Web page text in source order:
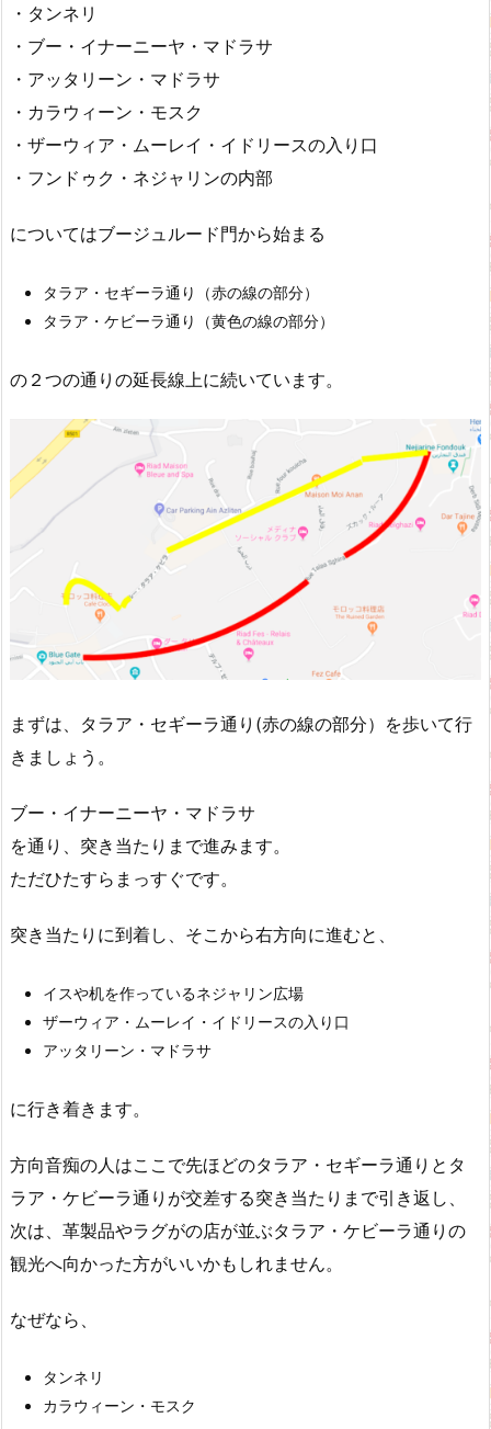
・タンネリ
・ブー・イナーニーヤ・マドラサ
・アッタリーン・マドラサ
・カラウィーン・モスク
・ザーウィア・ムーレイ・イドリースの入り口
・フンドゥク・ネジャリンの内部
についてはブージュルード門から始まる
タラア・セギーラ通り（赤の線の部分）
タラア・ケビーラ通り（黄色の線の部分）
の２つの通りの延長線上に続いています。
まずは、タラア・セギーラ通り(赤の線の部分）を歩いて行
きましょう。
ブー・イナーニーヤ・マドラサ
を通り、突き当たりまで進みます。
ただひたすらまっすぐです。
突き当たりに到着し、そこから右方向に進むと、
イスや机を作っているネジャリン広場
ザーウィア・ムーレイ・イドリースの入り口
アッタリーン・マドラサ
に行き着きます。
方向音痴の人はここで先ほどのタラア・セギーラ通りとタ
ラア・ケビーラ通りが交差する突き当たりまで引き返し、
次は、革製品やラグがの店が並ぶタラア・ケビーラ通りの
観光へ向かった方がいいかもしれません。
なぜなら、
タンネリ
カラウィーン・モスク